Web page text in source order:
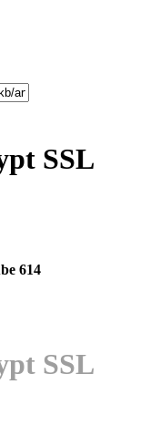
SSL
614
SSL